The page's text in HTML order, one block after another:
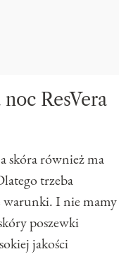
ResVera
skóra również ma
trzeba
warunki. I nie mamy
poszewki
jakości